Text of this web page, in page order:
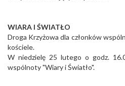
WIARA I ŚWIATŁO
Droga Krzyżowa dla członków
kościele.
W niedzielę 25 lutego o godz.
wspólnoty "Wiary i Światło".